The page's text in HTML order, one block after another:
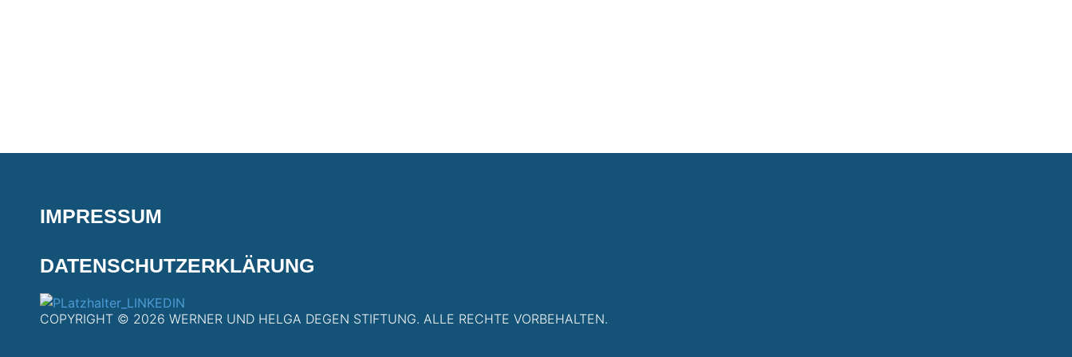
IMPRESSUM
DATENSCHUTZERKLÄRUNG
COPYRIGHT © 2026 WERNER UND HELGA DEGEN STIFTUNG. ALLE RECHTE VORBEHALTEN.